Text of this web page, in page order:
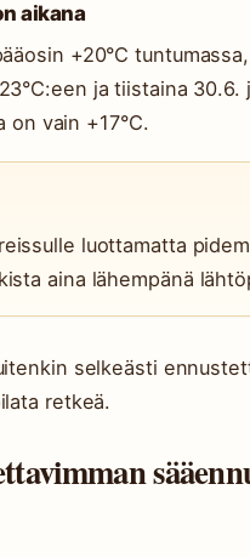
aikana
+20°C
ja tiistaina
on vain +17°C.
luottamatta
aina lähempänä
selkeästi
retkeä.